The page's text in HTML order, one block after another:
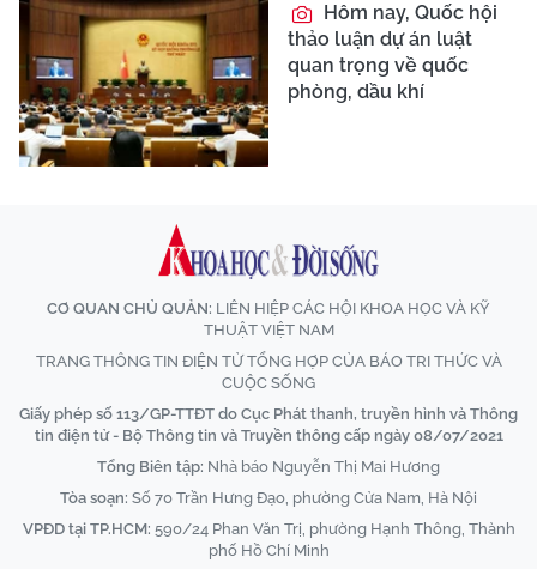
Hôm nay, Quốc hội
thảo luận dự án luật
quan trọng về quốc
phòng, dầu khí
CƠ QUAN CHỦ QUẢN: LIÊN HIỆP CÁC HỘI KHOA HỌC VÀ KỸ
THUẬT VIỆT NAM
TRANG THÔNG TIN ĐIỆN TỬ TỔNG HỢP CỦA BÁO TRI THỨC VÀ
CUỘC SỐNG
Giấy phép số 113/GP-TTĐT do Cục Phát thanh, truyền hình và Thông
tin điện tử - Bộ Thông tin và Truyền thông cấp ngày 08/07/2021
Tổng Biên tập: Nhà báo Nguyễn Thị Mai Hương
Tòa soạn: Số 70 Trần Hưng Đạo, phường Cửa Nam, Hà Nội
VPĐD tại TP.HCM: 590/24 Phan Văn Trị, phường Hạnh Thông, Thành
phố Hồ Chí Minh